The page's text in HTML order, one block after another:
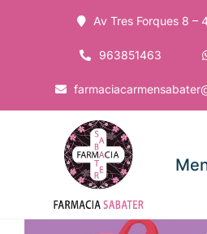
Av Tres Forques 8 –
963851463